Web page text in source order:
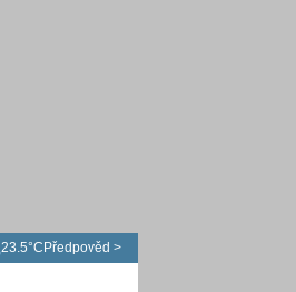
23.5°C Předpověd >